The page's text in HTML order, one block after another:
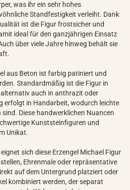
was ihr ein sehr hohes
Standfestigkeit verleiht. Dank
ist die Figur frostsicher und
ideal für den ganzjährigen Einsatz
über viele Jahre hinweg behält sie
aus Beton ist farbig patiniert und
Standardmäßig ist die Figur in
auch in anthrazit oder
erfolgt in Handarbeit, wodurch leichte
Diese handwerklichen Nuancen
Kunststeinfiguren und
Unikat.
sich diese Erzengel Michael Figur
Ehrenmale oder repräsentative
auf dem Untergrund platziert oder
kombiniert werden, der separat